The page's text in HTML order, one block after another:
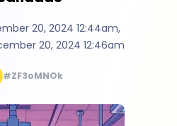
20, 2024 12:44am,
20, 2024 12:46am
#ZF3oMNOk